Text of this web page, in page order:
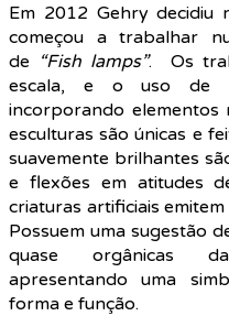
Em 2012 Gehry decidiu
começou a trabalhar
de “Fish lamps”. Os
escala, e o uso de
incorporando elementos
esculturas são únicas e
suavemente brilhantes
e flexões em atitudes
criaturas artificiais
Possuem uma sugestão
quase orgânicas
apresentando uma
forma e função.